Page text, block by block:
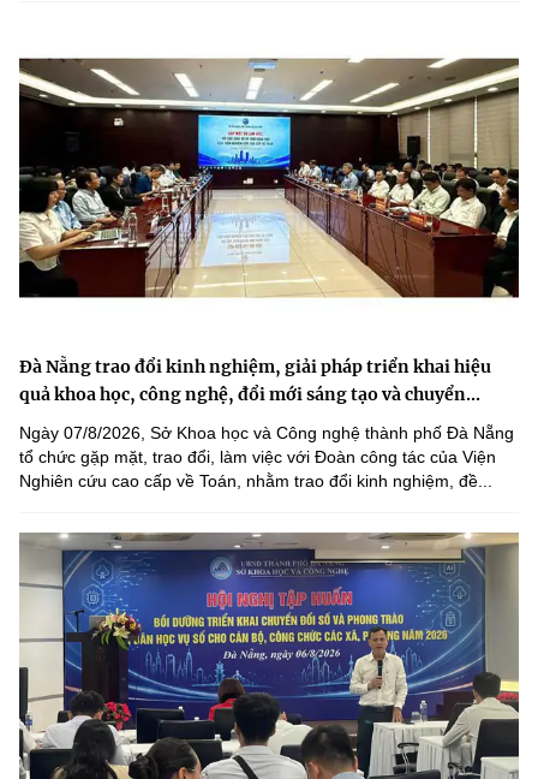
Đà Nẵng trao đổi kinh nghiệm, giải pháp triển khai hiệu
quả khoa học, công nghệ, đổi mới sáng tạo và chuyển...
Ngày 07/8/2026, Sở Khoa học và Công nghệ thành phố Đà Nẵng
tổ chức gặp mặt, trao đổi, làm việc với Đoàn công tác của Viện
Nghiên cứu cao cấp về Toán, nhằm trao đổi kinh nghiệm, đề...